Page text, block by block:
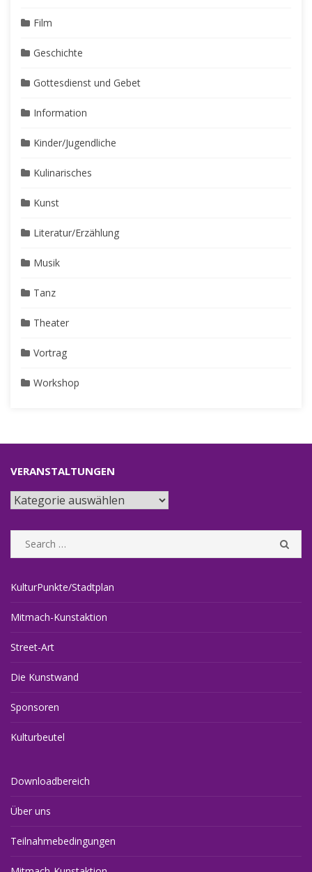
Film
Geschichte
Gottesdienst und Gebet
Information
Kinder/Jugendliche
Kulinarisches
Kunst
Literatur/Erzählung
Musik
Tanz
Theater
Vortrag
Workshop
VERANSTALTUNGEN
Veranstaltungen
Search
for:
KulturPunkte/Stadtplan
Mitmach-Kunstaktion
Street-Art
Die Kunstwand
Sponsoren
Kulturbeutel
Downloadbereich
Über uns
Teilnahmebedingungen